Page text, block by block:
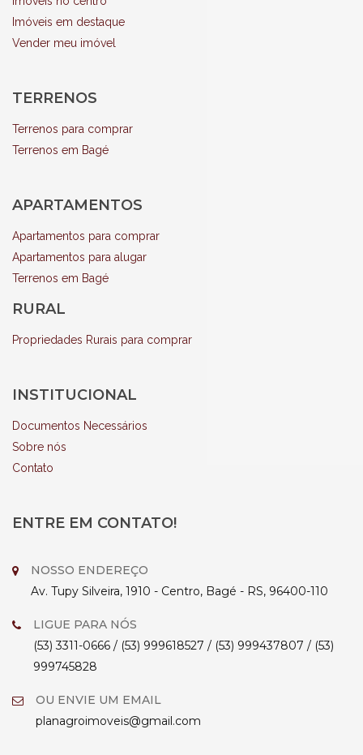
Imóveis em destaque
Vender meu imóvel
TERRENOS
Terrenos para comprar
Terrenos em Bagé
APARTAMENTOS
Apartamentos para comprar
Apartamentos para alugar
Terrenos em Bagé
RURAL
Propriedades Rurais para comprar
INSTITUCIONAL
Documentos Necessários
Sobre nós
Contato
ENTRE EM CONTATO!
NOSSO ENDEREÇO
Av. Tupy Silveira, 1910 - Centro, Bagé - RS, 96400-110
LIGUE PARA NÓS
(53) 3311-0666 / (53) 999618527 / (53) 999437807 / (53)
999745828
OU ENVIE UM EMAIL
planagroimoveis@gmail.com